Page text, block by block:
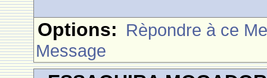
Options: Rèpondre à ce
Message